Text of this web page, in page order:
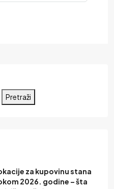
Pretraži
za kupovinu stana
2026. godine – šta